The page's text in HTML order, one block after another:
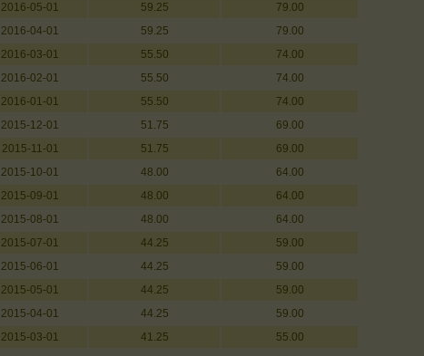
2016-05-01
59.25
79.00
2016-04-01
59.25
79.00
2016-03-01
55.50
74.00
2016-02-01
55.50
74.00
2016-01-01
55.50
74.00
2015-12-01
51.75
69.00
2015-11-01
51.75
69.00
2015-10-01
48.00
64.00
2015-09-01
48.00
64.00
2015-08-01
48.00
64.00
2015-07-01
44.25
59.00
2015-06-01
44.25
59.00
2015-05-01
44.25
59.00
2015-04-01
44.25
59.00
2015-03-01
41.25
55.00